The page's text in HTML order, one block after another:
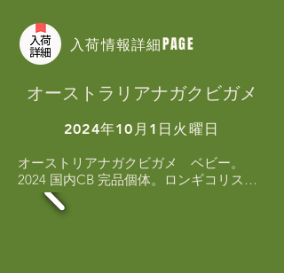
入荷情報詳細PAGE
オーストラリアナガクビガメ
2024年10月1日火曜日
オーストリアナガクビガメ　ベビー。
2024 国内CB 完品個体。ロンギコリス
ベビー。1匹のみの入荷です！！